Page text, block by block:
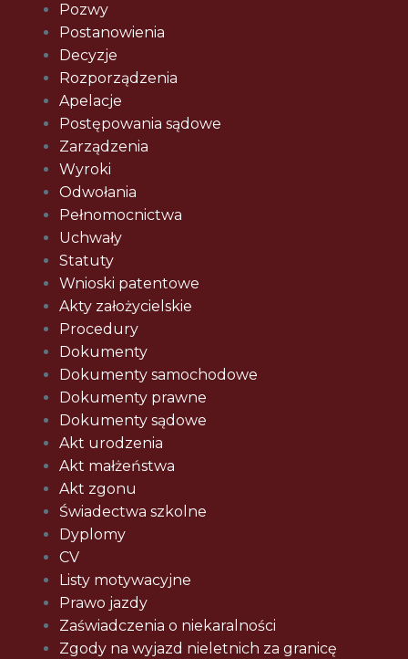
Pozwy
Postanowienia
Decyzje
Rozporządzenia
Apelacje
Postępowania sądowe
Zarządzenia
Wyroki
Odwołania
Pełnomocnictwa
Uchwały
Statuty
Wnioski patentowe
Akty założycielskie
Procedury
Dokumenty
Dokumenty samochodowe
Dokumenty prawne
Dokumenty sądowe
Akt urodzenia
Akt małżeństwa
Akt zgonu
Świadectwa szkolne
Dyplomy
CV
Listy motywacyjne
Prawo jazdy
Zaświadczenia o niekaralności
Zgody na wyjazd nieletnich za granicę